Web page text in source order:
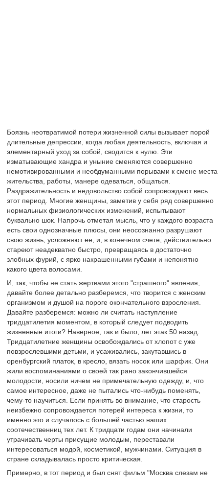
Боязнь неотвратимой потери жизненной силы вызывает порой
длительные депрессии, когда любая деятельность, включая и
элементарный уход за собой, сводится к нулю. Эти
изматывающие хандра и уныние сменяются совершенно
немотивированными и необдуманными порывами к смене места
жительства, работы, манере одеваться, общаться.
Раздражительность и недовольство собой сопровождают весь
этот период. Многие женщины, заметив у себя ряд совершенно
нормальных физиологических изменений, испытывают
буквально шок. Напрочь отметая мысль, что у каждого возраста
есть свои однозначные плюсы, они неосознанно разрушают
свою жизнь, усложняют ее, и, в конечном счете, действительно
стареют неадекватно быстро, превращаясь в достаточно
злобных фурий, с ярко накрашенными губами и непонятно
какого цвета волосами.
И, так, чтобы не стать жертвами этого "страшного" явления,
давайте более детально разберемся, что творится с женским
организмом и душой на пороге окончательного взросления.
Давайте разберемся: можно ли считать наступление
тридцатилетия моментом, в который следует подводить
жизненные итоги? Наверное, так и было, лет этак 50 назад.
Тридцатилетние женщины освобождались от хлопот с уже
повзрослевшими детьми, и усаживались, закутавшись в
оренбургский платок, в кресло, вязать носок или шарфик. Они
жили воспоминаниями о своей так рано закончившейся
молодости, носили ничем не примечательную одежду, и, что
самое интересное, даже не пытались что-нибудь поменять,
чему-то научиться. Если принять во внимание, что старость
неизбежно сопровождается потерей интереса к жизни, то
именно это и случалось с большей частью наших
соотечественниц тех лет. К тридцати годам они начинали
утрачивать черты присущие молодым, переставали
интересоваться модой, косметикой, мужчинами. Ситуация в
стране складывалась просто критическая.
Примерно, в тот период и был снят фильм "Москва слезам не